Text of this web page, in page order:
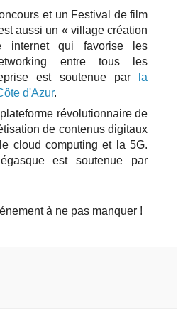
et un Festival de film
aussi un « village création
internet qui favorise les
entre tous les
est soutenue par
la
d'Azur.
révolutionnaire de
de contenus digitaux
cloud computing et la 5G.
est soutenue par
à ne pas manquer !